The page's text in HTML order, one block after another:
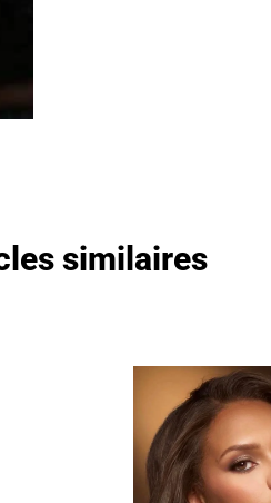
similaires